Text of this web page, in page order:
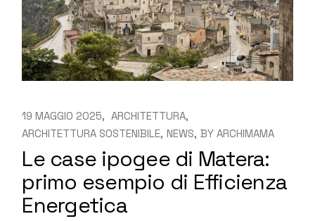
19 MAGGIO 2025
ARCHITETTURA
ARCHITETTURA SOSTENIBILE NEWS BY ARCHIMAMA
Le case ipogee di Matera:
primo esempio di Efficienza
Energetica